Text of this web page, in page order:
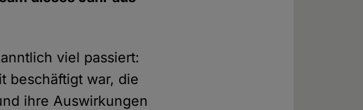
viel passiert:
beschäftigt war, die
ihre Auswirkungen